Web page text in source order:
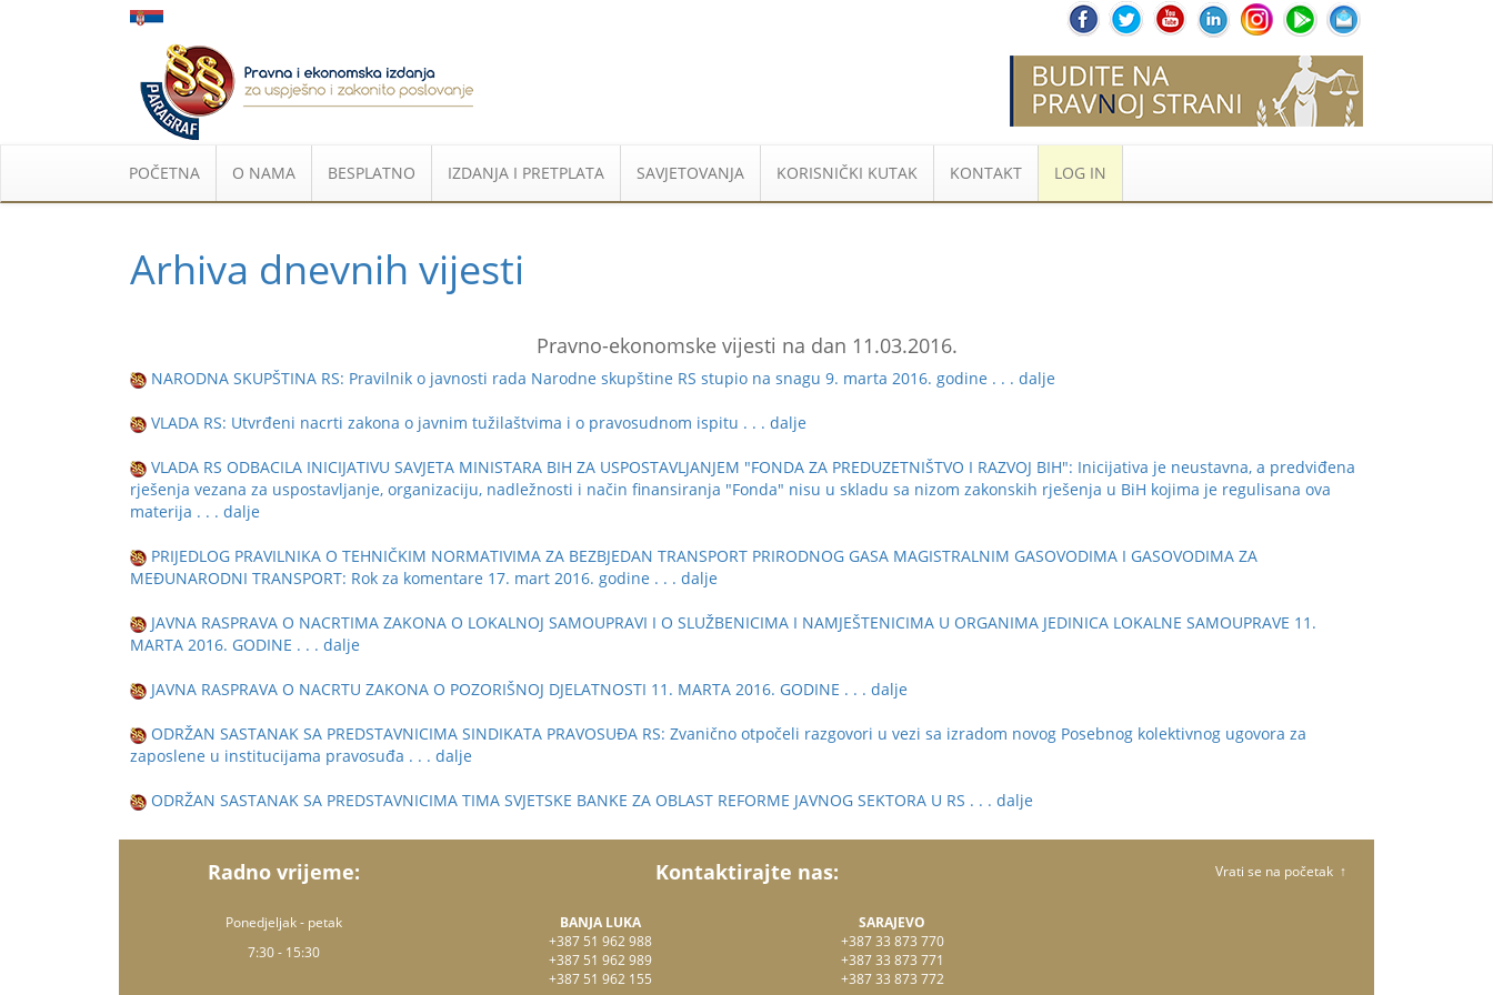
POČETNA O NAMA BESPLATNO IZDANJA I PRETPLATA SAVJETOVANJA KORISNIČKI KUTAK KONTAKT LOG IN
Arhiva dnevnih vijesti
Pravno-ekonomske vijesti na dan 11.03.2016.
NARODNA SKUPŠTINA RS: Pravilnik o javnosti rada Narodne skupštine RS stupio na snagu 9. marta 2016. godine . . . dalje
VLADA RS: Utvrđeni nacrti zakona o javnim tužilaštvima i o pravosudnom ispitu . . . dalje
VLADA RS ODBACILA INICIJATIVU SAVJETA MINISTARA BIH ZA USPOSTAVLJANJEM "FONDA ZA PREDUZETNIŠTVO I RAZVOJ BIH": Inicijativa je neustavna, a predviđena
rješenja vezana za uspostavljanje, organizaciju, nadležnosti i način finansiranja "Fonda" nisu u skladu sa nizom zakonskih rješenja u BiH kojima je regulisana ova
materija . . . dalje
PRIJEDLOG PRAVILNIKA O TEHNIČKIM NORMATIVIMA ZA BEZBJEDAN TRANSPORT PRIRODNOG GASA MAGISTRALNIM GASOVODIMA I GASOVODIMA ZA
MEĐUNARODNI TRANSPORT: Rok za komentare 17. mart 2016. godine . . . dalje
JAVNA RASPRAVA O NACRTIMA ZAKONA O LOKALNOJ SAMOUPRAVI I O SLUŽBENICIMA I NAMJEŠTENICIMA U ORGANIMA JEDINICA LOKALNE SAMOUPRAVE 11.
MARTA 2016. GODINE . . . dalje
JAVNA RASPRAVA O NACRTU ZAKONA O POZORIŠNOJ DJELATNOSTI 11. MARTA 2016. GODINE . . . dalje
ODRŽAN SASTANAK SA PREDSTAVNICIMA SINDIKATA PRAVOSUĐA RS: Zvanično otpočeli razgovori u vezi sa izradom novog Posebnog kolektivnog ugovora za
zaposlene u institucijama pravosuđa . . . dalje
ODRŽAN SASTANAK SA PREDSTAVNICIMA TIMA SVJETSKE BANKE ZA OBLAST REFORME JAVNOG SEKTORA U RS . . . dalje
Radno vrijeme:
Ponedjeljak - petak
7:30 - 15:30
Kontaktirajte nas:
BANJA LUKA
+387 51 962 988
+387 51 962 989
+387 51 962 155
SARAJEVO
+387 33 873 770
+387 33 873 771
+387 33 873 772
Vrati se na početak ↑